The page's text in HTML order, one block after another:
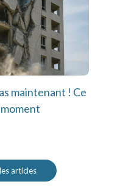
maintenant ! Ce
moment
articles